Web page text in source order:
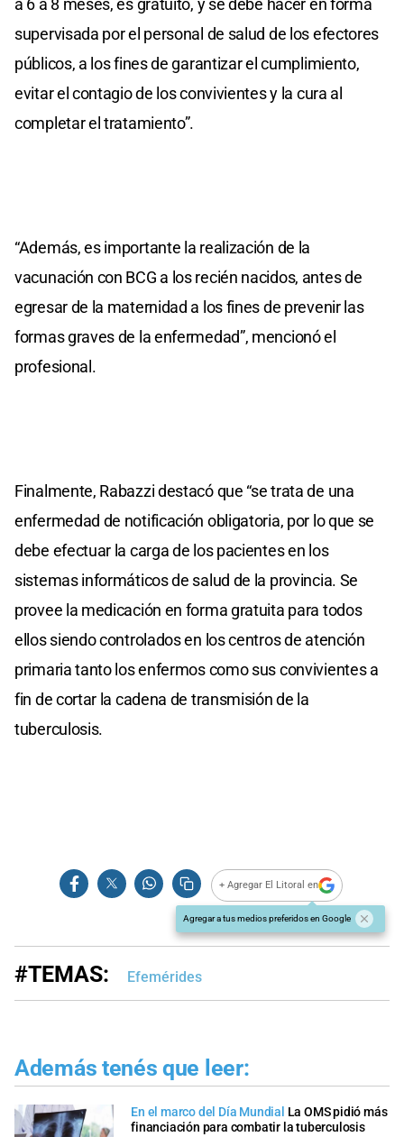
supervisada por el personal de salud de los efectores
públicos, a los fines de garantizar el cumplimiento,
evitar el contagio de los convivientes y la cura al
completar el tratamiento”.
“Además, es importante la realización de la
vacunación con BCG a los recién nacidos, antes de
egresar de la maternidad a los fines de prevenir las
formas graves de la enfermedad”, mencionó el
profesional.
Finalmente, Rabazzi destacó que “se trata de una
enfermedad de notificación obligatoria, por lo que se
debe efectuar la carga de los pacientes en los
sistemas informáticos de salud de la provincia. Se
provee la medicación en forma gratuita para todos
ellos siendo controlados en los centros de atención
primaria tanto los enfermos como sus convivientes a
fin de cortar la cadena de transmisión de la
tuberculosis.
+ Agregar El Litoral en
Agregar a tus medios preferidos en Google
#TEMAS: Efemérides
Además tenés que leer:
En el marco del Día Mundial La OMS pidió más
financiación para combatir la tuberculosis